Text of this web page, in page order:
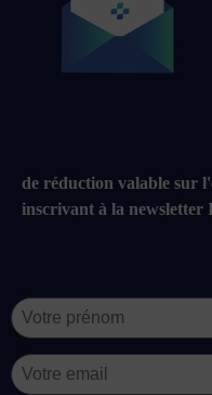
de réduction valable sur
inscrivant à la newsletter